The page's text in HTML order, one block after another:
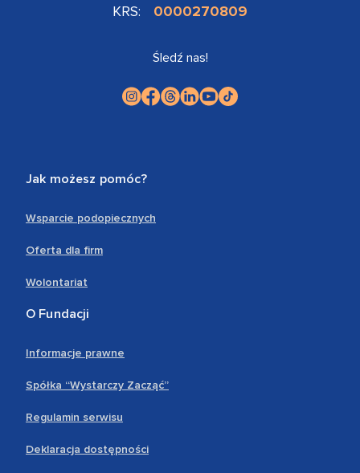
KRS: 0000270809
Śledź nas!
Jak możesz pomóc?
Wsparcie podopiecznych
Oferta dla firm
Wolontariat
O Fundacji
Informacje prawne
Spółka “Wystarczy Zacząć”
Regulamin serwisu
Deklaracja dostępności